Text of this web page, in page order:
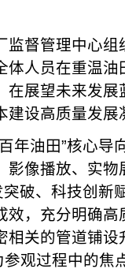
监督管理中心
体人员在重温
在展望未来发
建设高质量发展
年油田”核心导
影像播放、实
破、科技创新
效，充分明确
相关的管道铺
观过程中的焦